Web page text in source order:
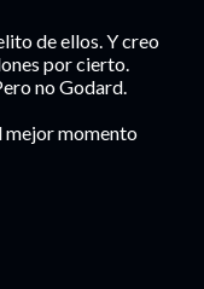
de ellos. Y creo
por cierto.
no Godard.
momento